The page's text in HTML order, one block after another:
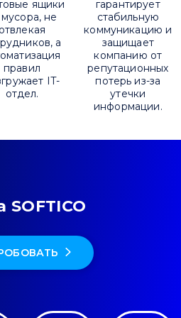
ящики
не
отвлекая
а
правил
IT-
отдел.
гарантирует
стабильную
коммуникацию и
защищает
компанию от
репутационных
потерь из-за
утечки
информации.
тобі допомогти?
дуже швидко